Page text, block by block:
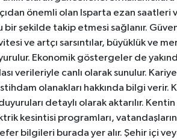
önemli olan Isparta ezan
şekilde takip etmesi sağlanır.
ve artçı sarsıntılar, büyüklük ve
Ekonomik göstergeler de
verileriyle canlı olarak sunulur.
olanakları hakkında bilgi verir.
detaylı olarak aktarılır.
kesintisi programları,
bilgileri burada yer alır. Şehir içi